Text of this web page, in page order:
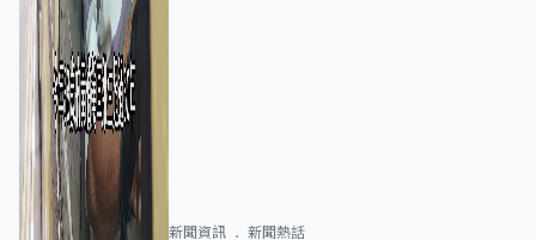
新聞資訊 新聞熱話